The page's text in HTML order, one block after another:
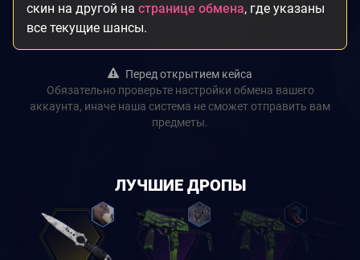
скин на другой на странице обмена, где указаны
все текущие шансы.
Перед открытием кейса
Обязательно проверьте настройки обмена вашего
аккаунта, иначе наша система не сможет отправить вам
предметы.
ЛУЧШИЕ ДРОПЫ